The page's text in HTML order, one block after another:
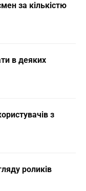
за кількістю
в деяких
з
роликів